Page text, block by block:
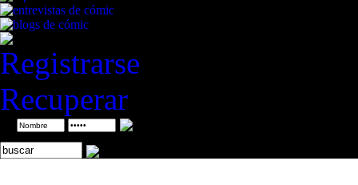
Registrarse
Recuperar